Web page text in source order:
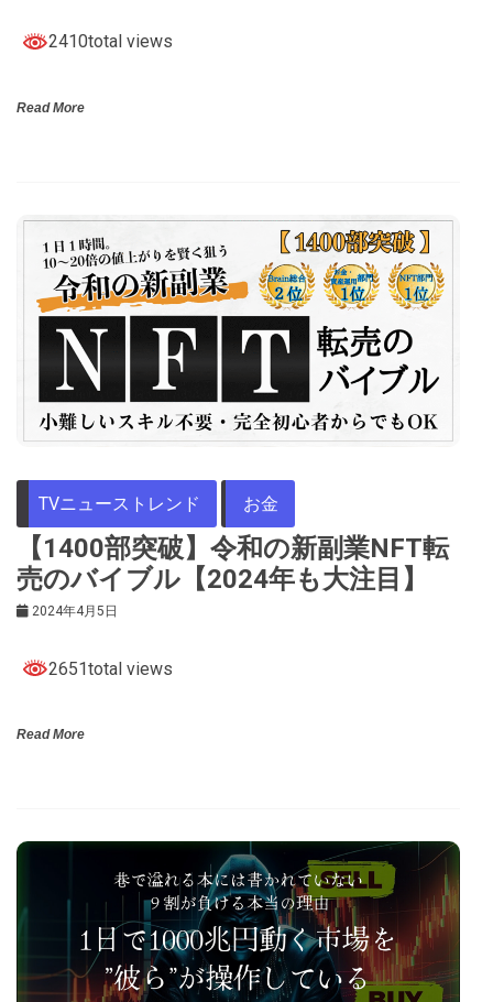
2410total views
Read More
TVニューストレンド お金
【1400部突破】令和の新副業NFT転
売のバイブル【2024年も大注目】
2024年4月5日
2651total views
Read More